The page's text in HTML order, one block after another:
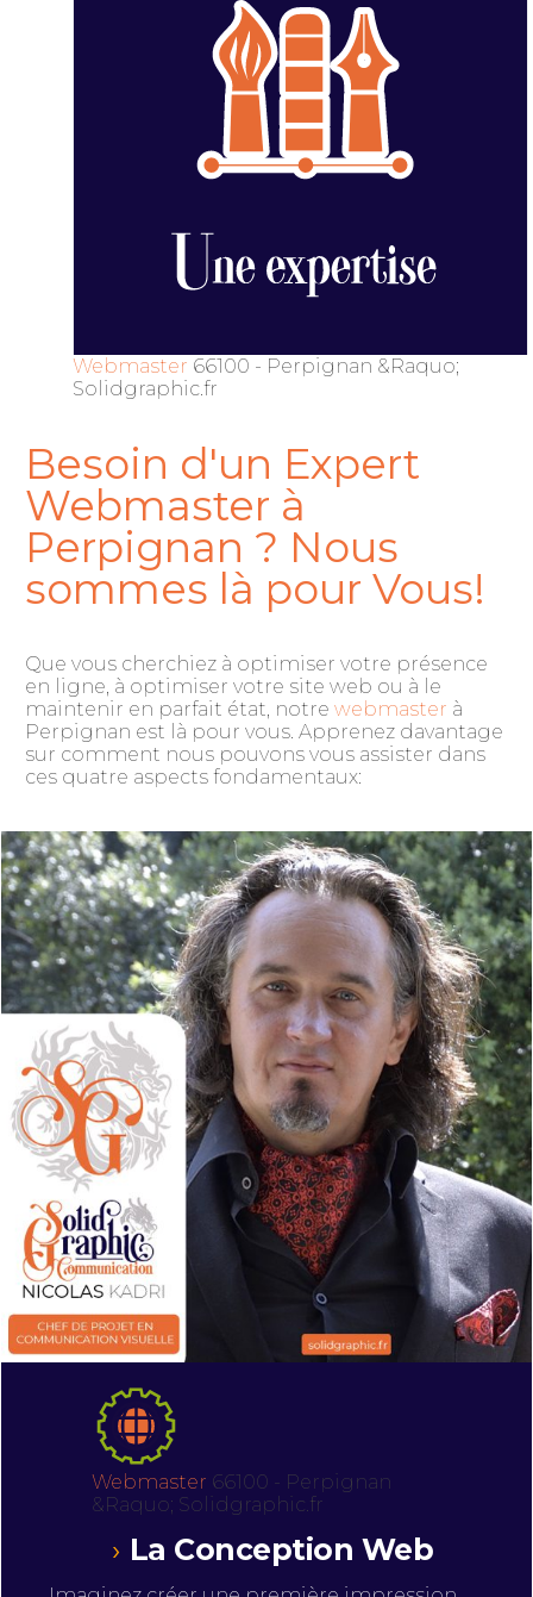
Webmaster 66100 - Perpignan &Raquo;
Solidgraphic.fr
Besoin d'un Expert
Webmaster à
Perpignan ? Nous
sommes là pour Vous!
Que vous cherchiez à optimiser votre présence
en ligne, à optimiser votre site web ou à le
maintenir en parfait état, notre webmaster à
Perpignan est là pour vous. Apprenez davantage
sur comment nous pouvons vous assister dans
ces quatre aspects fondamentaux:
Webmaster 66100 - Perpignan
&Raquo; Solidgraphic.fr
La Conception Web